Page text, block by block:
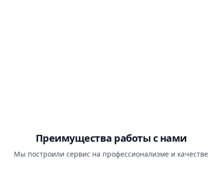
Преимущества работы с нами
Мы построили сервис на профессионализме и качестве